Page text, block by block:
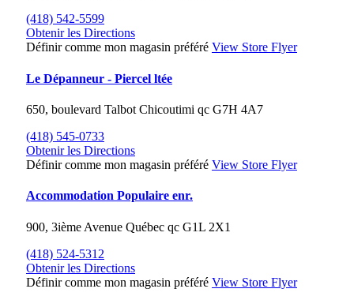
(418) 542-5599
Obtenir les Directions
Définir comme mon magasin préféré View Store Flyer
Le Dépanneur - Piercel ltée
650, boulevard Talbot Chicoutimi qc G7H 4A7
(418) 545-0733
Obtenir les Directions
Définir comme mon magasin préféré View Store Flyer
Accommodation Populaire enr.
900, 3ième Avenue Québec qc G1L 2X1
(418) 524-5312
Obtenir les Directions
Définir comme mon magasin préféré View Store Flyer